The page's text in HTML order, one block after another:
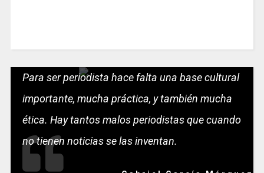
Para ser periodista hace falta una base cultural
importante, mucha práctica, y también mucha
ética. Hay tantos malos periodistas que cuando
no tienen noticias se las inventan.